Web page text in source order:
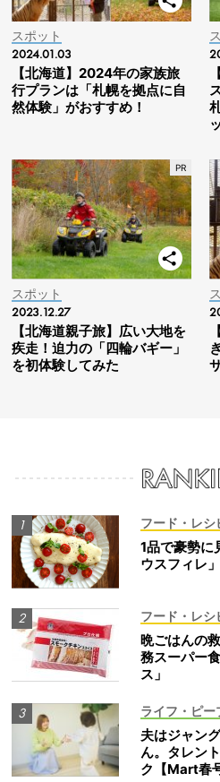
スポット
2024.01.03
【北海道】2024年の家族旅
行プランは「札幌を拠点に自
然体験」がおすすめ！
スポット
2023.12.27
【北海道親子旅】広い大地を
疾走！迫力の「四輪バギー」
を初体験してみた
フード・レシ
1品で豪勢に
ウスフィレ
フード・レシ
晩ごはんの
務スーパー
ス」
ライフ・ピー
夫はジャン
ん。タレン
ク【Mart春